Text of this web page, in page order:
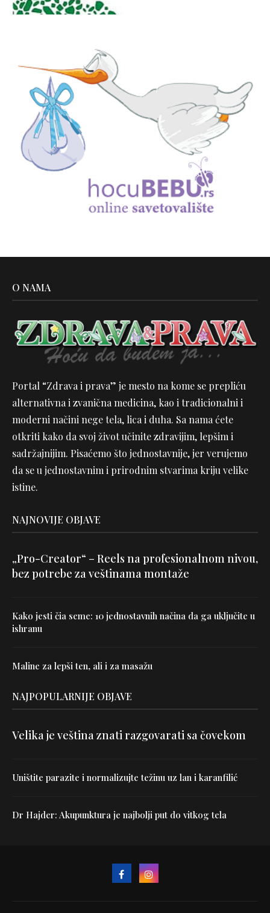
O NAMA
Portal “Zdrava i prava” je mesto na kome se prepliću
alternativna i zvanična medicina, kao i tradicionalni i
moderni načini nege tela, lica i duha. Sa nama ćete
otkriti kako da svoj život učinite zdravijim, lepšim i
sadržajnijim. Pisaćemo što jednostavnije, jer verujemo
da se u jednostavnim i prirodnim stvarima kriju velike
istine.
NAJNOVIJE OBJAVE
„Pro-Creator“ – Reels na profesionalnom nivou,
bez potrebe za veštinama montaže
Kako jesti čia seme: 10 jednostavnih načina da ga uključite u
ishranu
Maline za lepši ten, ali i za masažu
NAJPOPULARNIJE OBJAVE
Velika je veština znati razgovarati sa čovekom
Uništite parazite i normalizujte težinu uz lan i karanfilić
Dr Hajder: Akupunktura je najbolji put do vitkog tela